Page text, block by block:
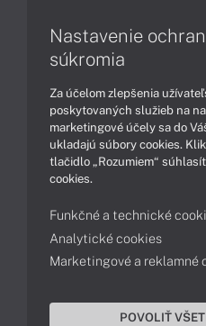
Obchodné informácie
Ako nakupovať
Podpora a servis
043 4224 771
Nastavenie
súkromia
Za účelom zlepšenia
poskytovaných služieb na
marketingové účely sa do
ukladajú súbory cookies.
tlačidlo „Rozumiem“
cookies.
Funkčné a technické
Analytické cookies
Marketingové a reklamné
POVOLIŤ